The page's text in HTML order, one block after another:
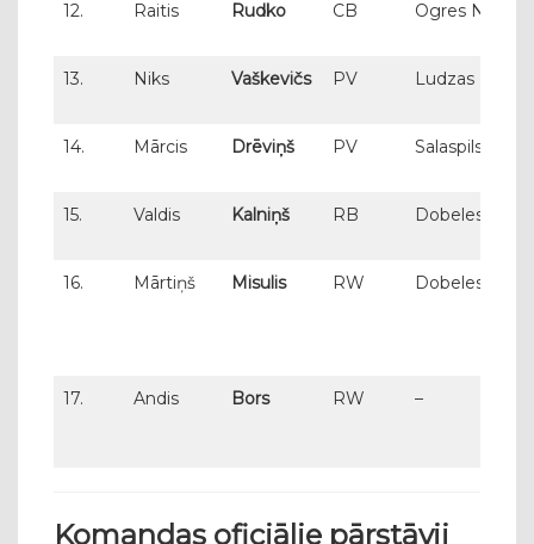
12. Raitis Rudko CB Ogres NSC
13. Niks Vaškevičs PV Ludzas NSS
14. Mārcis Drēviņš PV Salaspils SS
15. Valdis Kalniņš RB Dobeles SS
16. Mārtiņš Misulis RW Dobeles SS
17. Andis Bors RW –
Komandas oficiālie pārstāvji